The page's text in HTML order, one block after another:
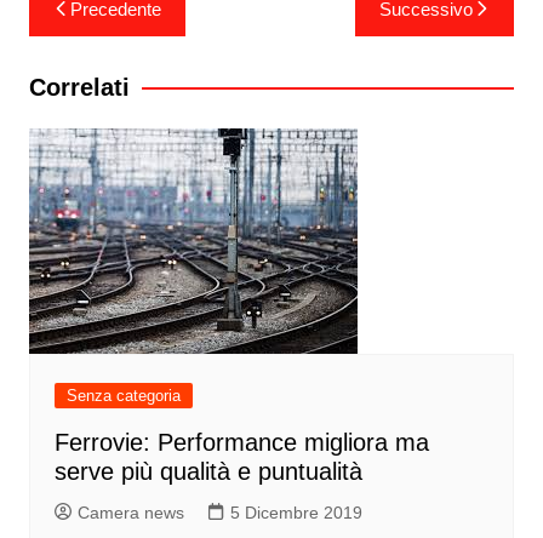
articoli
Precedente Successivo
Correlati
Senza categoria
Ferrovie: Performance migliora ma
serve più qualità e puntualità
Camera news 5 Dicembre 2019